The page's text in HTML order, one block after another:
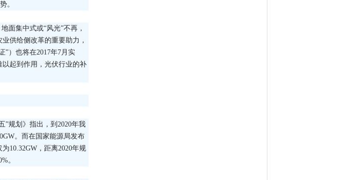
。
面集中式或“风光”不再，
供给侧改革的重要助力，
”）也将在2017年7月实
起到作用，光伏行业的补
”规划》指出，到2020年我
。而在国家能源局发布
10.32GW，距离2020年规
。